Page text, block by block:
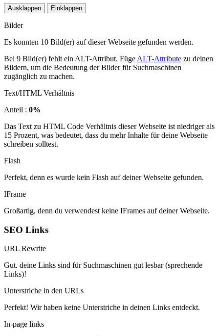
Ausklappen Einklappen
Bilder
Es konnten 10 Bild(er) auf dieser Webseite gefunden werden.
Bei 9 Bild(er) fehlt ein ALT-Attribut. Füge ALT-Attribute zu deinen
Bildern, um die Bedeutung der Bilder für Suchmaschinen
zugänglich zu machen.
Text/HTML Verhältnis
Anteil : 0%
Das Text zu HTML Code Verhältnis dieser Webseite ist niedriger als
15 Prozent, was bedeutet, dass du mehr Inhalte für deine Webseite
schreiben solltest.
Flash
Perfekt, denn es wurde kein Flash auf deiner Webseite gefunden.
IFrame
Großartig, denn du verwendest keine IFrames auf deiner Webseite.
SEO Links
URL Rewrite
Gut. deine Links sind für Suchmaschinen gut lesbar (sprechende
Links)!
Unterstriche in den URLs
Perfekt! Wir haben keine Unterstriche in deinen Links entdeckt.
In-page links